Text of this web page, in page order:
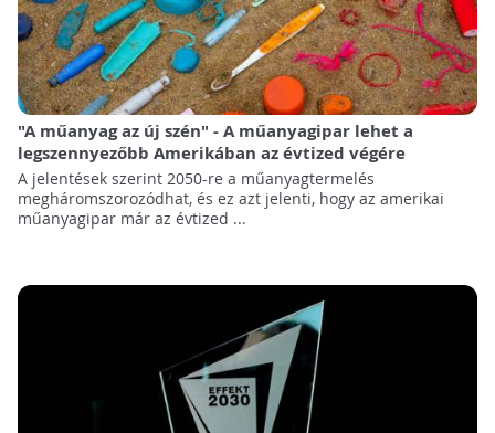
"A műanyag az új szén" - A műanyagipar lehet a
legszennyezőbb Amerikában az évtized végére
A jelentések szerint 2050-re a műanyagtermelés
megháromszorozódhat, és ez azt jelenti, hogy az amerikai
műanyagipar már az évtized ...